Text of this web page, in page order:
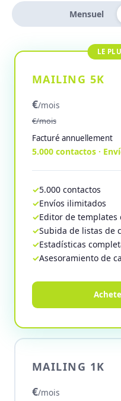
Mensuel
MAILING 1K
€/mois
MAILING 5K
€/mois
€/mois
Facturé annuellement
5.000 contactos ·
5.000 contactos
Envíos ilimitados
Editor de templates
Subida de listas de
Estadísticas
Asesoramiento de